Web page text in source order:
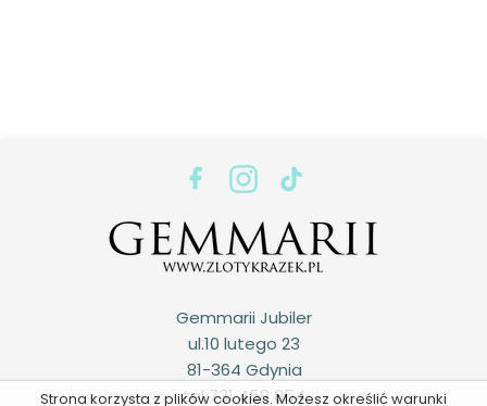
Gemmarii Jubiler
ul.10 lutego 23
81-364 Gdynia
tel 731 458 854
Strona korzysta z plików cookies. Możesz określić warunki